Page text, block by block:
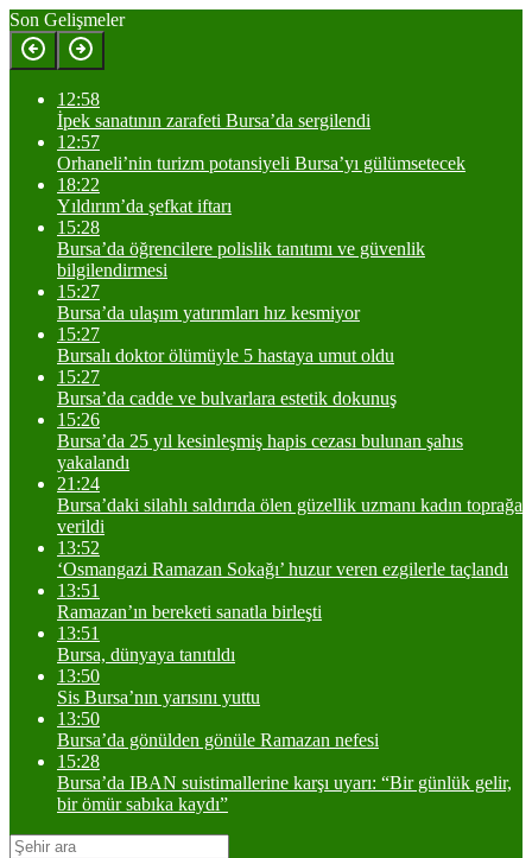
Son Gelişmeler
12:58
İpek sanatının zarafeti Bursa’da sergilendi
12:57
Orhaneli’nin turizm potansiyeli Bursa’yı gülümsetecek
18:22
Yıldırım’da şefkat iftarı
15:28
Bursa’da öğrencilere polislik tanıtımı ve güvenlik
bilgilendirmesi
15:27
Bursa’da ulaşım yatırımları hız kesmiyor
15:27
Bursalı doktor ölümüyle 5 hastaya umut oldu
15:27
Bursa’da cadde ve bulvarlara estetik dokunuş
15:26
Bursa’da 25 yıl kesinleşmiş hapis cezası bulunan şahıs
yakalandı
21:24
Bursa’daki silahlı saldırıda ölen güzellik uzmanı kadın toprağa
verildi
13:52
‘Osmangazi Ramazan Sokağı’ huzur veren ezgilerle taçlandı
13:51
Ramazan’ın bereketi sanatla birleşti
13:51
Bursa, dünyaya tanıtıldı
13:50
Sis Bursa’nın yarısını yuttu
13:50
Bursa’da gönülden gönüle Ramazan nefesi
15:28
Bursa’da IBAN suistimallerine karşı uyarı: “Bir günlük gelir,
bir ömür sabıka kaydı”